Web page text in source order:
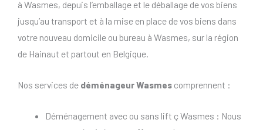
à Wasmes, depuis l’emballage et le déballage de vos biens
jusqu’au transport et à la mise en place de vos biens dans
votre nouveau domicile ou bureau à Wasmes, sur la région
de Hainaut et partout en Belgique.
Nos services de déménageur Wasmes comprennent :
Déménagement avec ou sans lift ç Wasmes : Nous